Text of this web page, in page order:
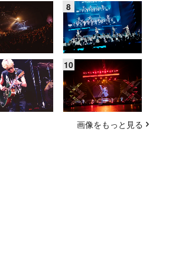
画像をもっと見る